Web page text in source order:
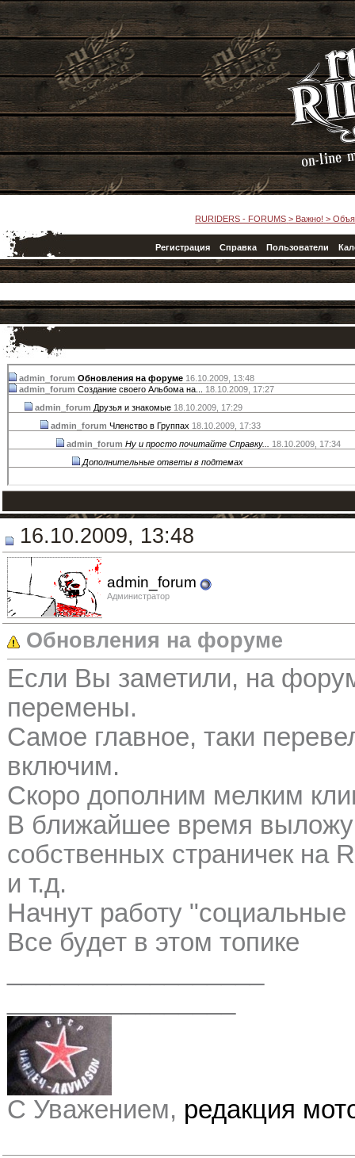
RURIDERS - FORUMS > Важно! >
Регистрация Справка Пользователи
admin_forum Обновления на форуме 16.10.2009, 13:48
admin_forum Создание своего Альбома на... 18.10.2009, 17:27
admin_forum Друзья и знакомые 18.10.2009, 17:29
admin_forum Членство в Группах 18.10.2009, 17:33
admin_forum Ну и просто почитайте Справку... 18.10.2009, 17:34
Дополнительные ответы в подтемах
16.10.2009, 13:48
admin_forum
Администратор
Обновления на форуме
Если Вы заметили, на
перемены.
Самое главное, таки
включим.
Скоро дополним мелким
В ближайшее время выложу
собственных страничек на
и т.д.
Начнут работу "социальные
Все будет в этом топике
С Уважением, редакция